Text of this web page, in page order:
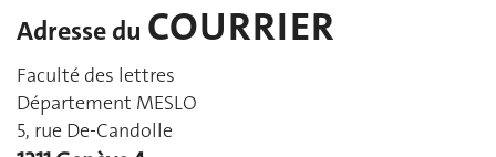
Adresse du COURRIER
Faculté des lettres
Département MESLO
5, rue De-Candolle